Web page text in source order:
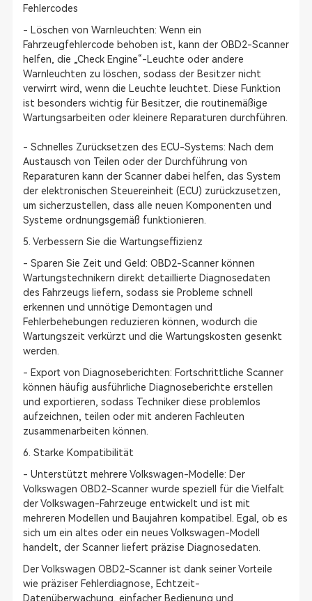
Fehlercodes
- Löschen von Warnleuchten: Wenn ein
Fahrzeugfehlercode behoben ist, kann der OBD2-Scanner
helfen, die „Check Engine“-Leuchte oder andere
Warnleuchten zu löschen, sodass der Besitzer nicht
verwirrt wird, wenn die Leuchte leuchtet. Diese Funktion
ist besonders wichtig für Besitzer, die routinemäßige
Wartungsarbeiten oder kleinere Reparaturen durchführen.
- Schnelles Zurücksetzen des ECU-Systems: Nach dem
Austausch von Teilen oder der Durchführung von
Reparaturen kann der Scanner dabei helfen, das System
der elektronischen Steuereinheit (ECU) zurückzusetzen,
um sicherzustellen, dass alle neuen Komponenten und
Systeme ordnungsgemäß funktionieren.
5. Verbessern Sie die Wartungseffizienz
- Sparen Sie Zeit und Geld: OBD2-Scanner können
Wartungstechnikern direkt detaillierte Diagnosedaten
des Fahrzeugs liefern, sodass sie Probleme schnell
erkennen und unnötige Demontagen und
Fehlerbehebungen reduzieren können, wodurch die
Wartungszeit verkürzt und die Wartungskosten gesenkt
werden.
- Export von Diagnoseberichten: Fortschrittliche Scanner
können häufig ausführliche Diagnoseberichte erstellen
und exportieren, sodass Techniker diese problemlos
aufzeichnen, teilen oder mit anderen Fachleuten
zusammenarbeiten können.
6. Starke Kompatibilität
- Unterstützt mehrere Volkswagen-Modelle: Der
Volkswagen OBD2-Scanner wurde speziell für die Vielfalt
der Volkswagen-Fahrzeuge entwickelt und ist mit
mehreren Modellen und Baujahren kompatibel. Egal, ob es
sich um ein altes oder ein neues Volkswagen-Modell
handelt, der Scanner liefert präzise Diagnosedaten.
Der Volkswagen OBD2-Scanner ist dank seiner Vorteile
wie präziser Fehlerdiagnose, Echtzeit-
Datenüberwachung, einfacher Bedienung und